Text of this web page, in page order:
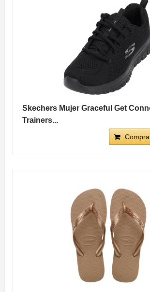
Skechers Mujer Graceful Get
Trainers...